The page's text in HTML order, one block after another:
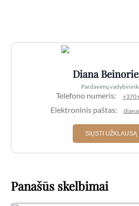
Diana
Pardavimų
Telefono numeris: +370
Elektroninis paštas:
SIŲSTI UŽKLAUSĄ
Panašūs skelbimai